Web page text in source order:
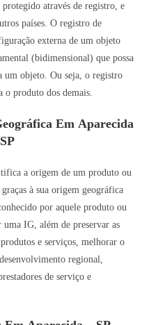
através de registro, e
países. O registro de
externa de um objeto
(bidimensional) que possa
um objeto. Ou seja, o registro
o produto dos demais.
Em Aparecida
a origem de um produto ou
à sua origem geográfica
por aquele produto ou
IG, além de preservar as
e serviços, melhorar o
regional,
de serviço e